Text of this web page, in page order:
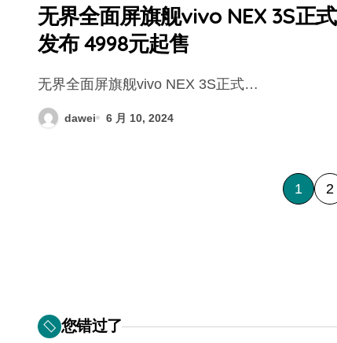
无界全面屏旗舰vivo NEX 3S正式
发布 4998元起售
无界全面屏旗舰vivo NEX 3S正式…
dawei 6 月 10, 2024
文
1 2
您错过了